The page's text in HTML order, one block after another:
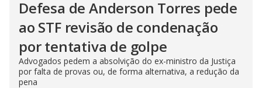
Defesa de Anderson Torres pede
ao STF revisão de condenação
por tentativa de golpe
Advogados pedem a absolvição do ex-ministro da Justiça
por falta de provas ou, de forma alternativa, a redução da
pena